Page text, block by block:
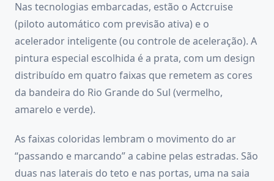
Nas tecnologias embarcadas, estão o Actcruise
(piloto automático com previsão ativa) e o
acelerador inteligente (ou controle de aceleração). A
pintura especial escolhida é a prata, com um design
distribuído em quatro faixas que remetem as cores
da bandeira do Rio Grande do Sul (vermelho,
amarelo e verde).
As faixas coloridas lembram o movimento do ar
“passando e marcando” a cabine pelas estradas. São
duas nas laterais do teto e nas portas, uma na saia